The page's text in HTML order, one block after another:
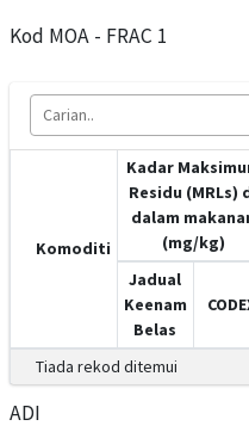
Kod MOA - FRAC 1
Komoditi
Kadar
Residu (MRLs)
dalam
(mg/kg)
Jadual
Keenam
Belas
Tiada rekod ditemui
ADI